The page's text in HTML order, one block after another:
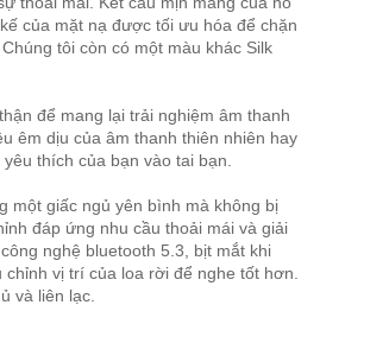
của mặt nạ được tối ưu hóa để chặn
tôi còn có một màu khác Silk
để mang lại trải nghiệm âm thanh
êm dịu của âm thanh thiên nhiên hay
thích của bạn vào tai bạn.
một giấc ngủ yên bình mà không bị
đáp ứng nhu cầu thoải mái và giải
nghệ bluetooth 5.3, bịt mắt khi
vị trí của loa rời để nghe tốt hơn.
và liên lạc.